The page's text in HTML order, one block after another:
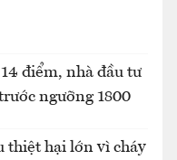
điểm, nhà đầu tư
ngưỡng 1800
thiệt hại lớn vì cháy